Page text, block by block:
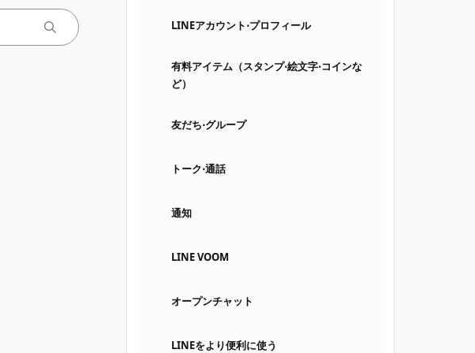
LINEアカウント⋅プロフィール
有料アイテム（スタンプ⋅絵文字⋅コインな
ど）
友だち⋅グループ
トーク⋅通話
通知
LINE VOOM
オープンチャット
LINEをより便利に使う